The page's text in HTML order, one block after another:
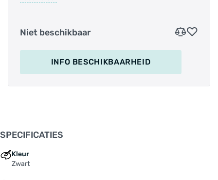
Deze acculader is een vervangende acculader
en wordt met 2 jaar garantie geleverd.
Aansluiting: ronde 5-pins
Artikelnummer fabrikant:
Niet beschikbaar
INFO BESCHIKBAARHEID
SPECIFICATIES
Kleur
Zwart